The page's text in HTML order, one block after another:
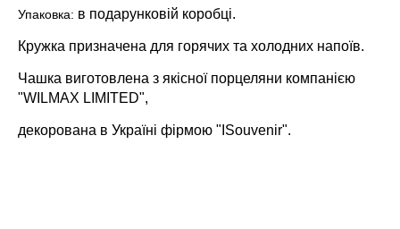
Упаковка: в подарунковій коробці.
Кружка призначена для горячих та холодних напоїв.
Чашка виготовлена з якісної порцеляни компанією
"WILMAX LIMITED",
декорована в Україні фірмою "ISouvenir".